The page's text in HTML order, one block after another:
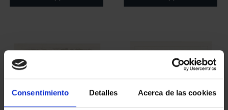
Consentimiento Detalles Acerca de las cookies